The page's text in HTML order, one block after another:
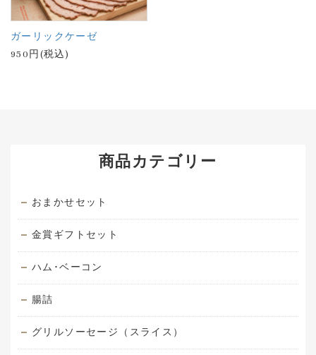
ガーリックケーゼ
950円(税込)
商品カテゴリー
おまかせセット
金賞ギフトセット
ハム･ベーコン
腸詰
グリルソーセージ（スライス）